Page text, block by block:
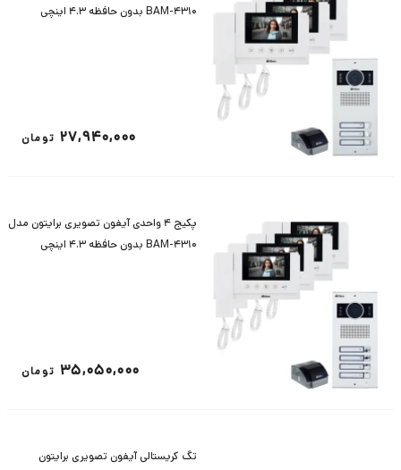
BAM-4310 بدون حافظه 4.3 اینچی
27,940,000 تومان
پکیج 4 واحدی آیفون تصویری برایتون مدل
BAM-4310 بدون حافظه 4.3 اینچی
35,050,000 تومان
تگ کریستالی آیفون تصویری برایتون